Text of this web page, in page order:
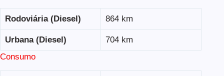
Rodoviária (Diesel) 864 km
Urbana (Diesel)
704 km
Consumo